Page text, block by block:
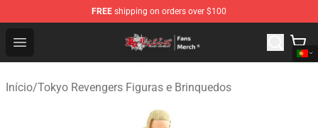
FREE shipping on orders over $100
Open menu
Tokyo Revengers Store - Official Tokyo Revengers
Início/Tokyo Revengers Figuras e Brinquedos